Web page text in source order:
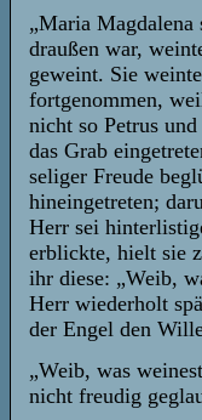
„Maria Magdalena
draußen war,
geweint. Sie
fortgenommen,
nicht so Petrus
das Grab
seliger Freude
hineingetreten;
Herr sei
erblickte, hielt sie
ihr diese: „Weib,
Herr wiederholt
der Engel den
„Weib, was
nicht freudig